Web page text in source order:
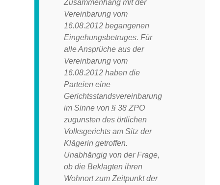
Zusammenhang mit der
Vereinbarung vom
16.08.2012 begangenen
Eingehungsbetruges. Für
alle Ansprüche aus der
Vereinbarung vom
16.08.2012 haben die
Parteien eine
Gerichtsstandsvereinbarung
im Sinne von § 38 ZPO
zugunsten des örtlichen
Volksgerichts am Sitz der
Klägerin getroffen.
Unabhängig von der Frage,
ob die Beklagten ihren
Wohnort zum Zeitpunkt der